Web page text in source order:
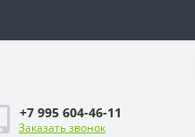
+7 995 604-46-11
Заказать звонок